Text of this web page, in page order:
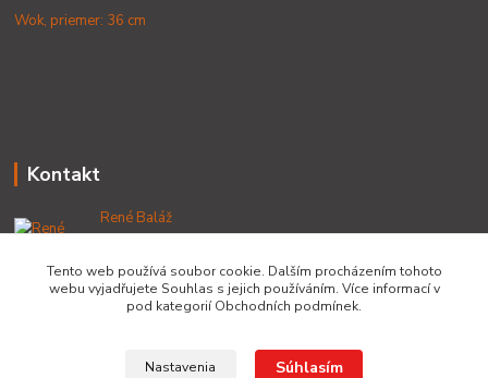
Wok, priemer: 36 cm
Kontakt
René Baláž
+421 902 212 007
od 8:00 - do 16:00 hod
info@lacnekotliky.sk
Tento web používá soubor cookie. Dalším procházením tohoto
webu vyjadřujete Souhlas s jejich používáním. Více informací v
pod kategorií Obchodních podmínek.
Nastavenia Súhlasím